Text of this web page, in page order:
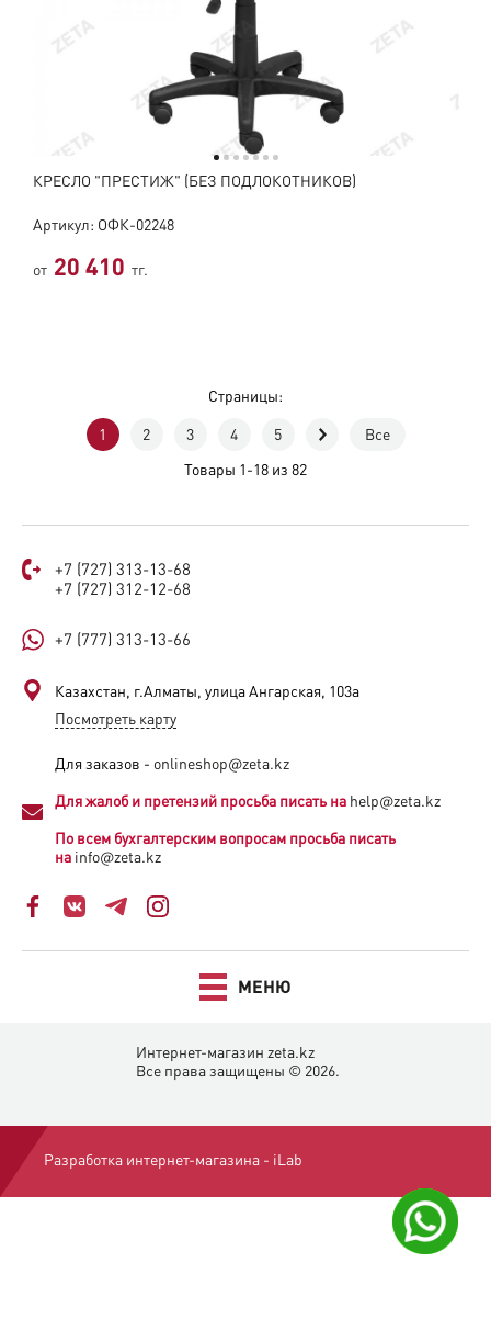
КРЕСЛО "ПРЕСТИЖ" (БЕЗ ПОДЛОКОТНИКОВ)
Артикул: ОФК-02248
от 20 410 тг.
Страницы:
1 2 3 4 5 Все
Товары 1-18 из 82
+7 (727) 313-13-68
+7 (727) 312-12-68
+7 (777) 313-13-66
Казахстан, г.Алматы, улица Ангарская, 103а​
Посмотреть карту
Для заказов - onlineshop@zeta.kz
Для жалоб и претензий просьба писать на help@zeta.kz
По всем бухгалтерским вопросам просьба писать
на info@zeta.kz
МЕНЮ
Интернет-магазин zeta.kz
Все права защищены © 2026.
Разработка интернет-магазина - iLab